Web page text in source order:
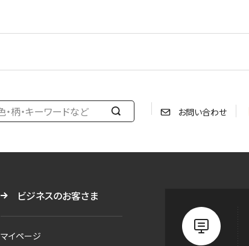
検
す
お問い合わせ
ビジネスのお客さま
マイページ